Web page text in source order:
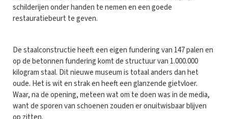
schilderijen onder handen te nemen en een goede
restauratiebeurt te geven.
De staalconstructie heeft een eigen fundering van 147 palen en
op de betonnen fundering komt de structuur van 1.000.000
kilogram staal. Dit nieuwe museum is totaal anders dan het
oude. Het is wit en strak en heeft een glanzende gietvloer.
Waar, na de opening, meteen wat om te doen was in de media,
want de sporen van schoenen zouden er onuitwisbaar blijven